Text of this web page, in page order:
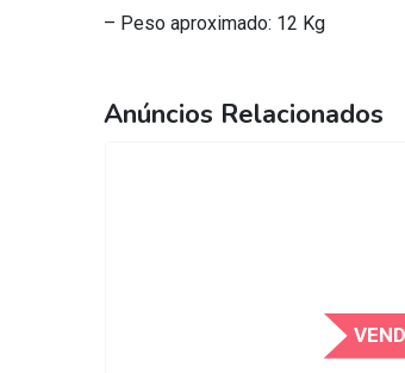
– Peso aproximado: 12 Kg
Anúncios Relacionados